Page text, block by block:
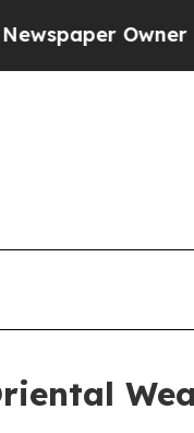
Owner Calls